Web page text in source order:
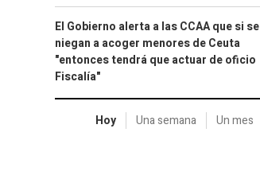
El Gobierno alerta a las CCAA que si se
niegan a acoger menores de Ceuta
"entonces tendrá que actuar de oficio
Fiscalía"
Hoy Una semana Un mes